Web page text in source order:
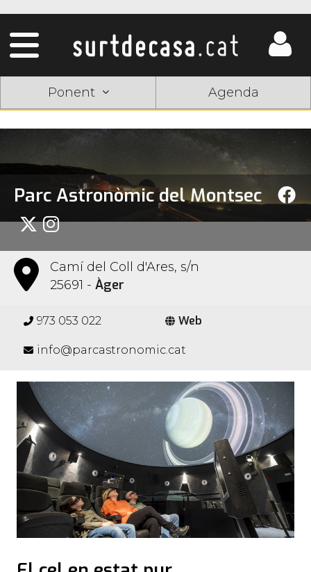
Ponent Agenda
Parc Astronòmic del Montsec
Camí del Coll d'Ares, s/n
25691 - Àger
973 053 022 Web
info@parcastronomic.cat